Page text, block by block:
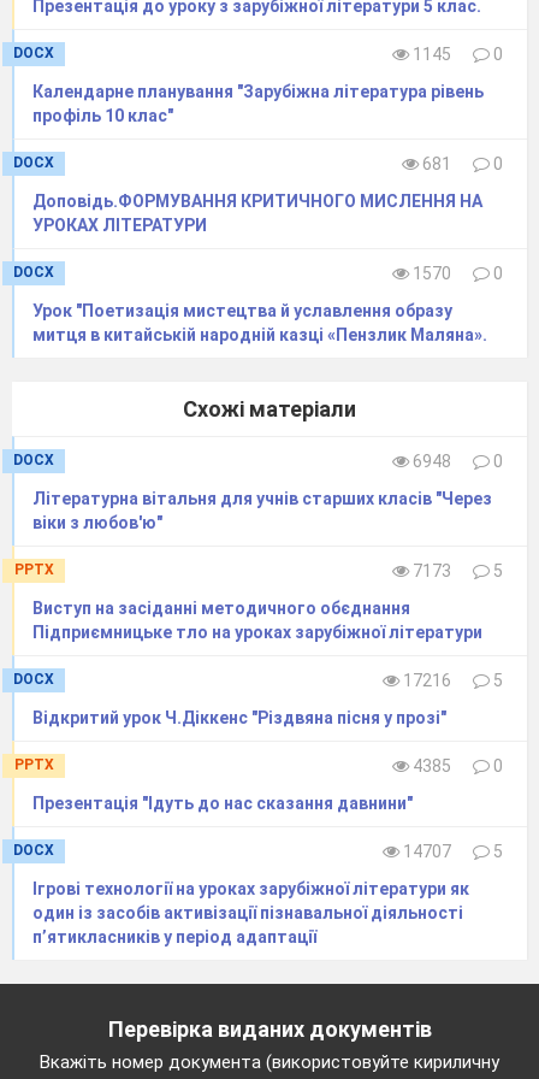
покоями Пані Метелиці, за що і отримала гарну
винагороду. А рідна донька не старалася, тому
й отримала за свої «труди» відповідний
дарунок від бабусі)
Слово вчителя.– Отже, ми переконалися в
тому, що треба сумлінно старатися, якщо
хочемо отримати за свою працю винагороду,
якщо хочемо, щоб вона приносила радість і
задоволення.
Слово вчителя.– Тож, сьогодні на уроці ми
спробуємо вмотивувати їхні вчинки, будемо
вчитися складати порівняльну таблицю героїв.
Перепишіть, будь ласка, тему в свої зошити.
Обмін враженнями про прочитане
Чи сподобалась вам казка? Якщо так,
чим саме?
До якого типу казок належить Казка
працьовита і добра людина отримає
винагороду за своє праведне життя і стане
щасливою. Тому про це в різних народів
складали безліч казкових історій. Є така казка у
збірці братів Грімм, яка називається «Пані
Метелиця». І зараз на уроці ми будемо
них ставилися інші персонажі.
Презентація до уроку з зарубіжної літератури 5 клас.
DOCX 1145
0
Календарне планування "Зарубіжна література рівень
профіль 10 клас"
DOCX 681
0
Доповідь.ФОРМУВАННЯ КРИТИЧНОГО МИСЛЕННЯ НА
УРОКАХ ЛІТЕРАТУРИ
DOCX 1570
0
Урок "Поетизація мистецтва й уславлення образу
митця в китайській народній казці «Пензлик Маляна».
Схожі матеріали
DOCX 6948
0
Літературна вітальня для учнів старших класів "Через
віки з любов'ю"
PPTX 7173
5
Виступ на засіданні методичного обєднання
Підприємницьке тло на уроках зарубіжної літератури
DOCX 17216
5
Відкритий урок Ч.Діккенс "Різдвяна пісня у прозі"
PPTX 4385
0
Презентація "Ідуть до нас сказання давнини"
DOCX 14707
5
Ігрові технології на уроках зарубіжної літератури як
один із засобів активізації пізнавальної діяльності
п’ятикласників у період адаптації
Перевірка виданих документів
Вкажіть номер документа (використовуйте кириличну